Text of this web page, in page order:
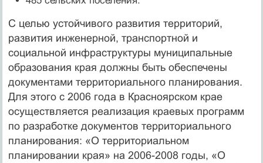
С целью устойчивого развития территорий,
развития инженерной, транспортной и
социальной инфраструктуры муниципальные
образования края должны быть обеспечены
документами территориального планирования.
Для этого с 2006 года в Красноярском крае
осуществляется реализация краевых программ
по разработке документов территориального
планирования: «О территориальном
планировании края» на 2006-2008 годы, «О